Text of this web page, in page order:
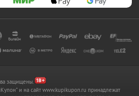
защищены.
и на сайт www.kupikupon.ru принадлежат